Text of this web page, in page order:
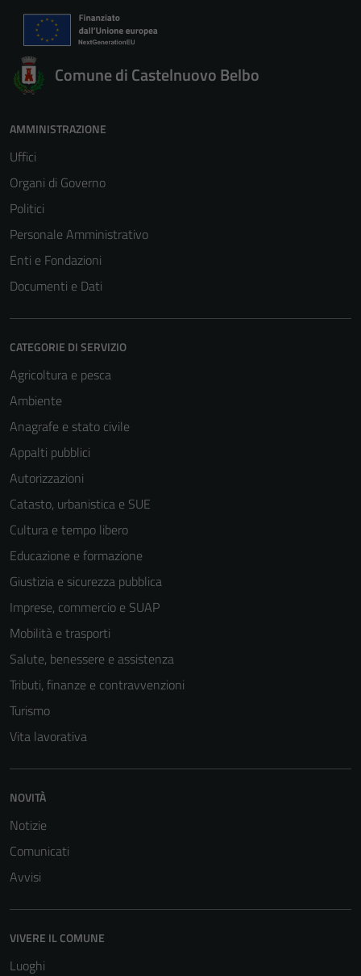
Comune di Castelnuovo Belbo
AMMINISTRAZIONE
Uffici
Organi di Governo
Politici
Personale Amministrativo
Enti e Fondazioni
Documenti e Dati
CATEGORIE DI SERVIZIO
Agricoltura e pesca
Ambiente
Anagrafe e stato civile
Appalti pubblici
Autorizzazioni
Catasto, urbanistica e SUE
Cultura e tempo libero
Educazione e formazione
Giustizia e sicurezza pubblica
Imprese, commercio e SUAP
Mobilità e trasporti
Salute, benessere e assistenza
Tributi, finanze e contravvenzioni
Turismo
Vita lavorativa
NOVITÀ
Notizie
Comunicati
Avvisi
VIVERE IL COMUNE
Luoghi